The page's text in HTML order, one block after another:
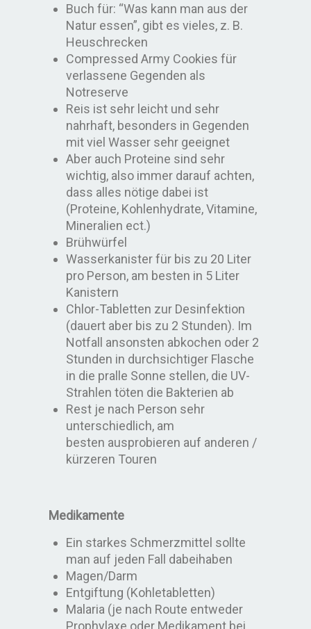
Buch für: “Was kann man aus der
Natur essen”, gibt es vieles, z. B.
Heuschrecken
Compressed Army Cookies für
verlassene Gegenden als
Notreserve
Reis ist sehr leicht und sehr
nahrhaft, besonders in Gegenden
mit viel Wasser sehr geeignet
Aber auch Proteine sind sehr
wichtig, also immer darauf achten,
dass alles nötige dabei ist
(Proteine, Kohlenhydrate, Vitamine,
Mineralien ect.)
Brühwürfel
Wasserkanister für bis zu 20 Liter
pro Person, am besten in 5 Liter
Kanistern
Chlor-Tabletten zur Desinfektion
(dauert aber bis zu 2 Stunden). Im
Notfall ansonsten abkochen oder 2
Stunden in durchsichtiger Flasche
in die pralle Sonne stellen, die UV-
Strahlen töten die Bakterien ab
Rest je nach Person sehr
unterschiedlich, am
besten ausprobieren auf anderen /
kürzeren Touren
Medikamente
Ein starkes Schmerzmittel sollte
man auf jeden Fall dabeihaben
Magen/Darm
Entgiftung (Kohletabletten)
Malaria (je nach Route entweder
Prophylaxe oder Medikament bei